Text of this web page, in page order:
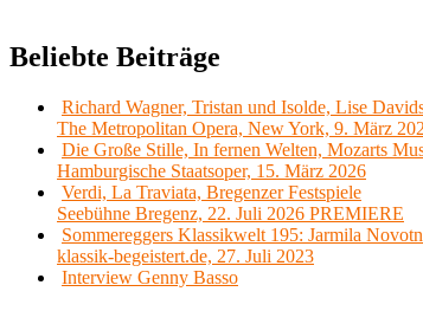
Beliebte Beiträge
Richard Wagner, Tristan und Isolde, Lise
The Metropolitan Opera, New York, 9. März
Die Große Stille, In fernen Welten, Mozarts
Hamburgische Staatsoper, 15. März 2026
Verdi, La Traviata, Bregenzer Festspiele
Seebühne Bregenz, 22. Juli 2026 PREMIERE
Sommereggers Klassikwelt 195: Jarmila
klassik-begeistert.de, 27. Juli 2023
Interview Genny Basso